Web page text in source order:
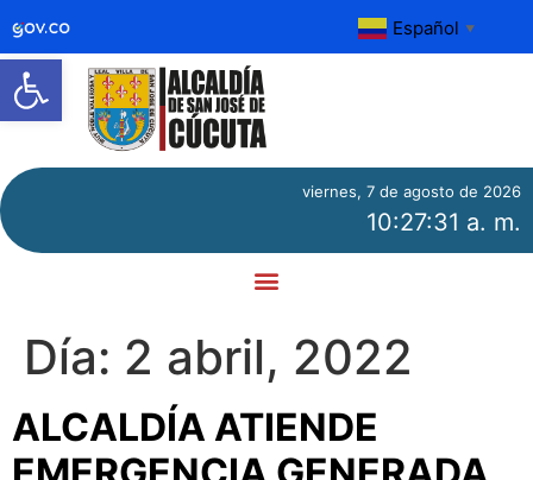
Abrir barra de herramientas
Español ▼
viernes, 7 de agosto de 2026
10:27:31 a. m.
Día: 2 abril, 2022
ALCALDÍA ATIENDE